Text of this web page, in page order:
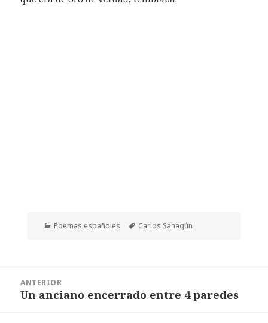
Categorías
Poemas españoles Etiquetas
Carlos Sahagún
entradas
ANTERIOR
Entrada
Un anciano encerrado entre 4 paredes